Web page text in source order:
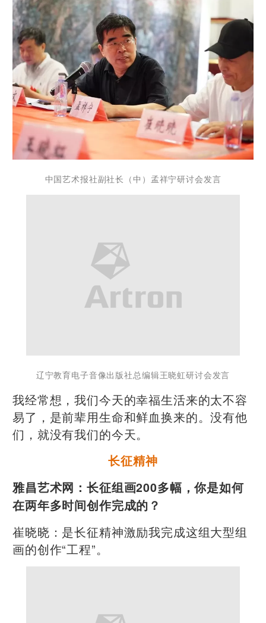
中国艺术报社副社长（中） 孟祥宁研讨会发言
辽宁教育电子音像出版社总编辑王晓虹研讨会发言
我经常想，我们今天的幸福生活来的太不容
易了，是前辈用生命和鲜血换来的。没有他
们，就没有我们的今天。
长征精神
雅昌艺术网：长征组画200多幅，你是如何
在两年多时间创作完成的？
崔晓晓：是长征精神激励我完成这组大型组
画的创作“工程”。